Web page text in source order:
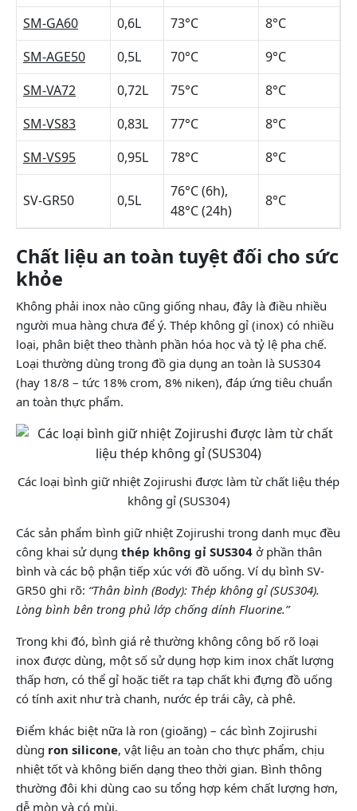
SM-GA60
0,6L 73°C
8°C
SM-AGE50
0,5L 70°C
9°C
SM-VA72
0,72L 75°C
8°C
SM-VS83
0,83L 77°C
8°C
SM-VS95
0,95L 78°C 8°C
SV-GR50 0,5L
76°C (6h),
48°C (24h)
8°C
Chất liệu an toàn tuyệt đối cho sức
khỏe
Không phải inox nào cũng giống nhau, đây là điều nhiều
người mua hàng chưa để ý. Thép không gỉ (inox) có nhiều
loại, phân biệt theo thành phần hóa học và tỷ lệ pha chế.
Loại thường dùng trong đồ gia dụng an toàn là SUS304
(hay 18/8 – tức 18% crom, 8% niken), đáp ứng tiêu chuẩn
an toàn thực phẩm.
Các loại bình giữ nhiệt Zojirushi được làm từ chất liệu thép
không gỉ (SUS304)
Các sản phẩm bình giữ nhiệt Zojirushi trong danh mục đều
công khai sử dụng thép không gỉ SUS304 ở phần thân
bình và các bộ phận tiếp xúc với đồ uống. Ví dụ bình SV-
GR50 ghi rõ: “Thân bình (Body): Thép không gỉ (SUS304).
Lòng bình bên trong phủ lớp chống dính Fluorine.”
Trong khi đó, bình giá rẻ thường không công bố rõ loại
inox được dùng, một số sử dụng hợp kim inox chất lượng
thấp hơn, có thể gỉ hoặc tiết ra tạp chất khi đựng đồ uống
có tính axit như trà chanh, nước ép trái cây, cà phê.
Điểm khác biệt nữa là ron (gioăng) – các bình Zojirushi
dùng ron silicone, vật liệu an toàn cho thực phẩm, chịu
nhiệt tốt và không biến dạng theo thời gian. Bình thông
thường đôi khi dùng cao su tổng hợp kém chất lượng hơn,
dễ mòn và có mùi.